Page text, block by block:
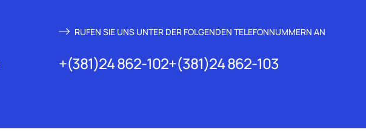
RUFEN SIE UNS UNTER DER FOLGENDEN TELEFONNUMMERN AN
+(381)24 862-102+(381)24 862-103